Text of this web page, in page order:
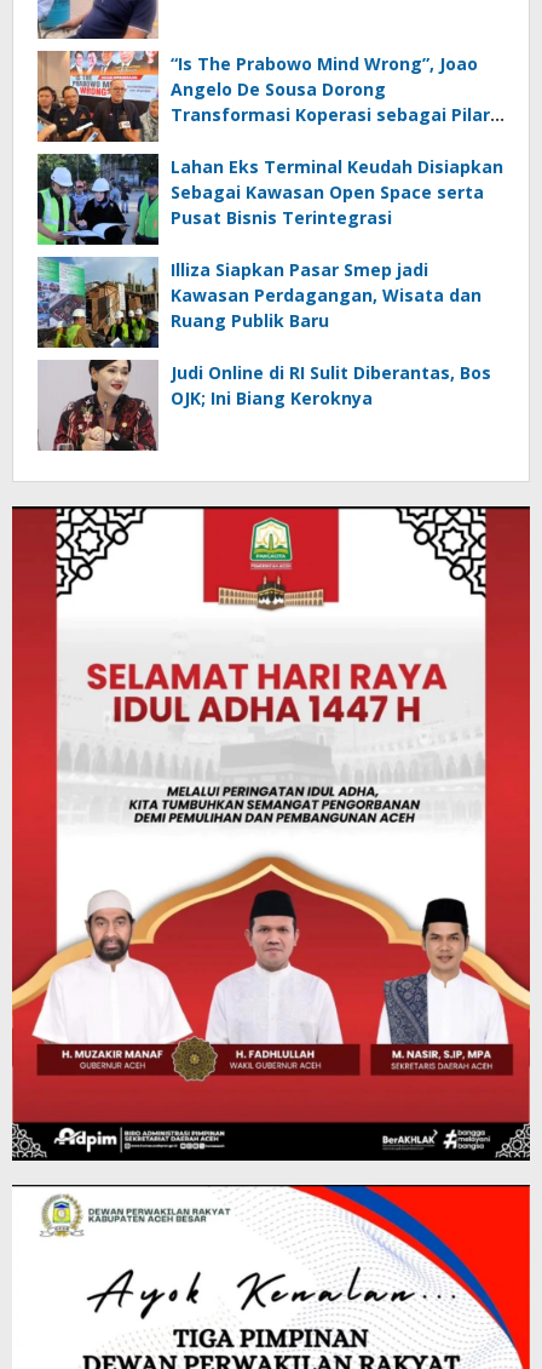
“Is The Prabowo Mind Wrong”, Joao
Angelo De Sousa Dorong
Transformasi Koperasi sebagai Pilar
Indonesia Berjaya
Lahan Eks Terminal Keudah Disiapkan
Sebagai Kawasan Open Space serta
Pusat Bisnis Terintegrasi
Illiza Siapkan Pasar Smep jadi
Kawasan Perdagangan, Wisata dan
Ruang Publik Baru
Judi Online di RI Sulit Diberantas, Bos
OJK; Ini Biang Keroknya